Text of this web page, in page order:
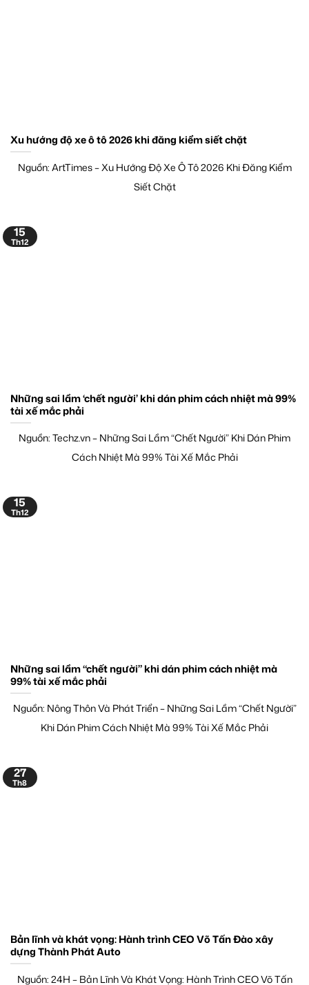
Xu hướng độ xe ô tô 2026 khi đăng kiểm siết chặt
Nguồn: ArtTimes – Xu Hướng Độ Xe Ô Tô 2026 Khi Đăng Kiểm
Siết Chặt
Những sai lầm ‘chết người’ khi dán phim cách nhiệt mà 99%
tài xế mắc phải
Nguồn: Techz.vn – Những Sai Lầm “Chết Người” Khi Dán Phim
Cách Nhiệt Mà 99% Tài Xế Mắc Phải
15
Th12
Những sai lầm “chết người” khi dán phim cách nhiệt mà
99% tài xế mắc phải
Nguồn: Nông Thôn Và Phát Triển – Những Sai Lầm “Chết Người”
Khi Dán Phim Cách Nhiệt Mà 99% Tài Xế Mắc Phải
15
Th12
Bản lĩnh và khát vọng: Hành trình CEO Võ Tấn Đào xây
dựng Thành Phát Auto
Nguồn: 24H – Bản Lĩnh Và Khát Vọng: Hành Trình CEO Võ Tấn
27
Th8